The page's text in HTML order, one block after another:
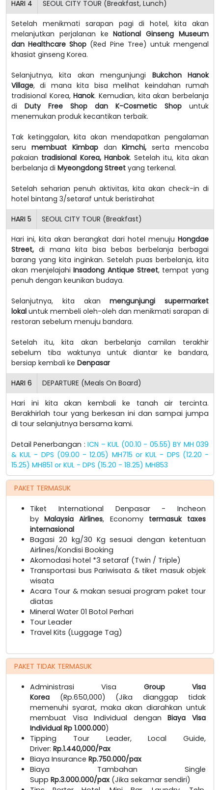
HARI 4 SEOUL CITY TOUR (Breakfast, Lunch)
Setelah menikmati sarapan pagi di hotel, kita akan
melanjutkan perjalanan keNational Ginseng Museum
dan Healthcare Shop (Red Pine Tree) untuk mengenal
khasiat ginseng Korea.
Selanjutnya, kita akan mengunjungi Bukchon Hanok
Village, di mana kita bisa melihat keindahan rumah
tradisional Korea,Hanok. Kemudian, kita akan berbelanja
di Duty Free Shop dan K-Cosmetic Shop untuk
menemukan produk kecantikan terbaik.
Tak ketinggalan, kita akan mendapatkan pengalaman
seru membuat KimbapdanKimchi, serta mencoba
pakaian tradisional Korea, Hanbok. Setelah itu, kita akan
berbelanja di Myeongdong Street yang terkenal.
Setelah seharian penuh aktivitas, kita akan check-in di
hotel bintang 3/setaraf untuk beristirahat
HARI 5 SEOUL CITY TOUR (Breakfast)
Hari ini, kita akan berangkat dari hotel menuju Hongdae
Street, di mana kita bisa bebas berbelanja berbagai
barang yang kita inginkan. Setelah puas berbelanja, kita
akan menjelajahiInsadong Antique Street, tempat yang
penuh dengan keunikan budaya.
Selanjutnya, kita akanmengunjungi supermarket
lokal untuk membeli oleh-oleh dan menikmati sarapan di
restoran sebelum menuju bandara.
Setelah itu, kita akan berbelanja camilan terakhir
sebelum tiba waktunya untuk diantar ke bandara,
bersiap kembali ke Denpasar
HARI 6 DEPARTURE (Meals On Board)
Hari ini kita akan kembali ke tanah air tercinta.
Berakhirlah tour yang berkesan ini dan sampai jumpa
di tour selanjutnya bersama kami.
Detail Penerbangan :ICN – KUL (00.10 - 05.55) BY MH 039
& KUL - DPS (09.00 - 12.05) MH715 or KUL - DPS (12.20 -
15.25) MH851 or KUL - DPS (15.20 - 18.25) MH853
PAKET TERMASUK
Tiket International Denpasar - Incheon
byMalaysia Airlines, Economy termasuk taxes
internasional
Bagasi 20 kg/30 Kg sesuai dengan ketentuan
Airlines/Kondisi Booking
Akomodasi hotel *3 setaraf (Twin / Triple)
Transportasi bus Pariwisata & tiket masuk objek
wisata
Acara Tour & makan sesuai program paket tour
diatas
Mineral Water 01 Botol Perhari
Tour Leader
Travel Kits (Luggage Tag)
PAKET TIDAK TERMASUK
Administrasi Visa Group Visa
Korea (Rp.650,000) (Jika dianggap tidak
memenuhi syarat, maka akan diarahkan untuk
membuat Visa Individual denganBiaya Visa
Individual Rp 1.000.000)
Tipping Tour Leader, Local Guide,
Driver: Rp.1.440,000/Pax
Biaya Insurance Rp.750.000/pax
Biaya Tambahan Single
Supp Rp.3.000.000/pax (Jika sekamar sendiri)